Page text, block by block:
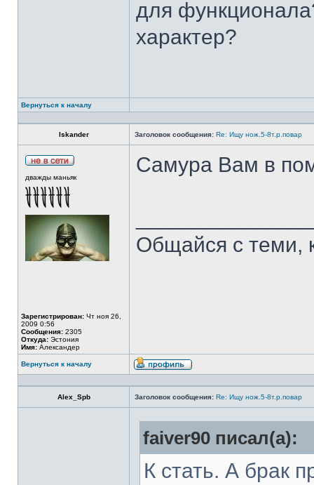
для
характер?
Вернуться к началу
Iskander Заголовок сообщения: Re: Ищу нож.5-8т.р.повар
дважды маньяк
Зарегистрирован: Чт ноя 26,
2009 0:56
Сообщения: 2305
Откуда: Эстония
Имя: Александер
Самура Вам в
Общайся с теми,
Вернуться к началу
Alex_Spb Заголовок сообщения: Re: Ищу нож.5-8т.р.повар
faiver90 писал(а):
К стать. А брак